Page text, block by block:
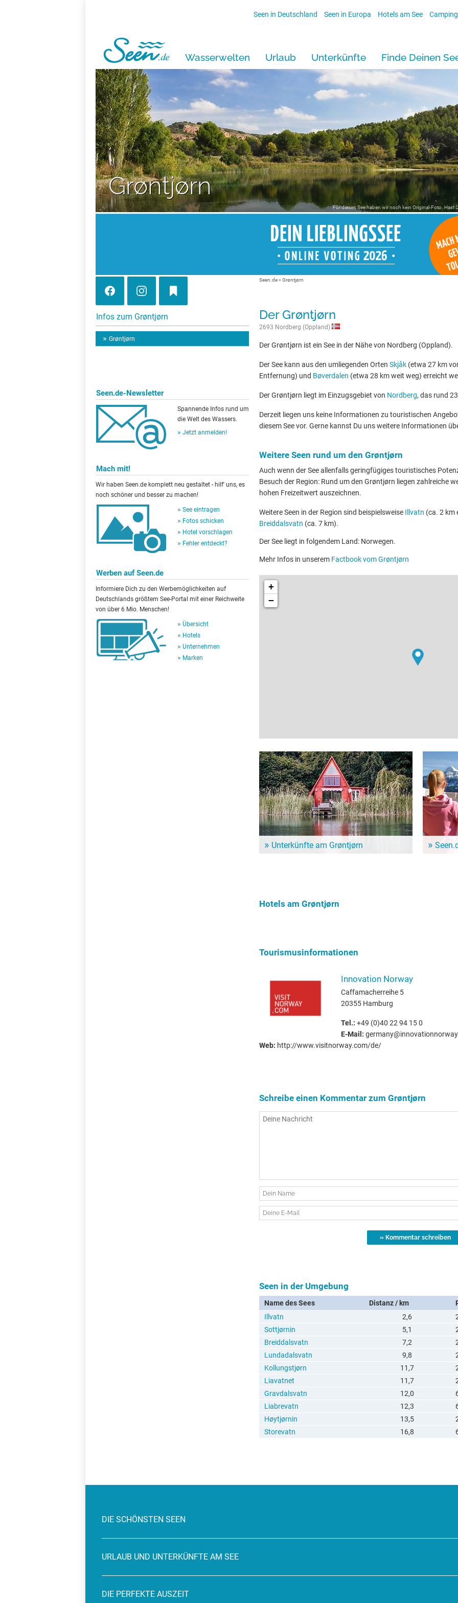
Seen in Deutschland Seen in Europa Hotels am See
Wasserwelten Urlaub Unterkünfte Finde Deinen
Grøntjørn
Für diesen See haben wir noch kein Original-Foto. Hast
Infos zum Grøntjørn
Grøntjørn
Seen.de-Newsletter
Spannende Infos rund um
die Welt des Wassers.
Jetzt anmelden!
Mach mit!
Wir haben Seen.de komplett neu gestaltet - hilf' uns, es
noch schöner und besser zu machen!
See eintragen
Fotos schicken
Hotel vorschlagen
Fehler entdeckt?
Werben auf Seen.de
Informiere Dich zu den Werbemöglichkeiten auf
Deutschlands größtem See-Portal mit einer Reichweite
von über 6 Mio. Menschen!
Übersicht
Hotels
Unternehmen
Marken
Seen.de» Grøntjørn
Der Grøntjørn
2693 Nordberg (Oppland)
Der Grøntjørn ist ein See in der Nähe von Nordberg (Oppland).
Der See kann aus den umliegenden Orten Skjåk (etwa 27 km
Entfernung) und Bøverdalen (etwa 28 km weit weg) erreicht
Der Grøntjørn liegt im Einzugsgebiet von Nordberg, das rund
Derzeit liegen uns keine Informationen zu touristischen
diesem See vor. Gerne kannst Du uns weitere Informationen
Weitere Seen rund um den Grøntjørn
Auch wenn der See allenfalls geringfügiges touristisches
Besuch der Region: Rund um den Grøntjørn liegen zahlreiche
hohen Freizeitwert auszeichnen.
Weitere Seen in der Region sind beispielsweise Illvatn (ca. 2 km
Breiddalsvatn (ca. 7 km).
Der See liegt in folgendem Land: Norwegen.
Mehr Infos in unserem Factbook vom Grøntjørn
+
−
Unterkünfte am Grøntjørn
Hotels am Grøntjørn
Tourismusinformationen
Innovation Norway
Caffamacherreihe 5
20355 Hamburg
Tel.: +49 (0)40 22 94 15 0
E-Mail:
Web: http://www.visitnorway.com/de/
Schreibe einen Kommentar zum Grøntjørn
Seen in der Umgebung
Name des Sees Distanz / km
Illvatn
2,6
Sottjørnin
5,1
Breiddalsvatn
7,2
Lundadalsvatn
9,8
Kollungstjørn
11,7
Liavatnet
11,7
Gravdalsvatn
12,0
Liabrevatn
12,3
Høytjørnin
13,5
Storevatn
16,8
DIE SCHÖNSTEN SEEN
URLAUB UND UNTERKÜNFTE AM SEE
DIE PERFEKTE AUSZEIT